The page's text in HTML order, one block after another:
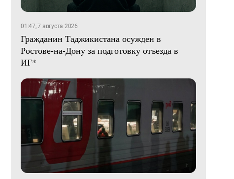
01:47, 7 августа 2026
Гражданин Таджикистана осужден в
Ростове-на-Дону за подготовку отъезда в
ИГ*